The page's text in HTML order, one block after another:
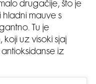
drugačije, što je
hladni mauve s
Tu je
, koji uz visoki sjaj
antioksidanse iz